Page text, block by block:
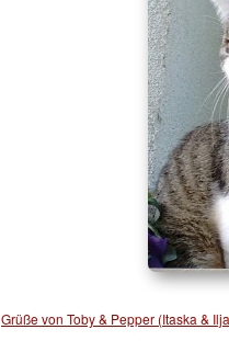
Grüße von Toby & Pepper (Itaska &